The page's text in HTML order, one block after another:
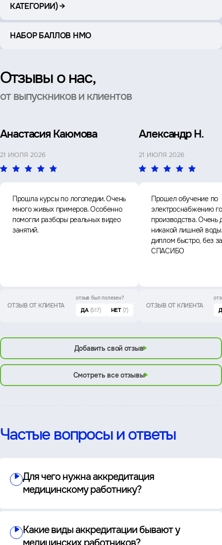
КАТЕГОРИИ) →
НАБОР БАЛЛОВ НМО
Отзывы о нас,
от выпускников и клиентов
Анастасия Каюмова
21 ИЮЛЯ 2026
Прошла курсы по логопедии. Очень
много живых примеров. Особенно
помогли разборы реальных видео
занятий.
ОТЗЫВ ОТ КЛИЕНТА
отзыв был полезен?
ДА (517) НЕТ (7)
Александр Н.
21 ИЮЛЯ 2026
Прошел обучение по
электроснабжению
производства. Очень
никакой лишней
диплом быстро, без
СПАСИБО
ОТЗЫВ ОТ КЛИЕНТА
Добавить свой отзыв
Смотреть все отзывы
Частые вопросы и ответы
Для чего нужна аккредитация
медицинскому работнику?
Какие виды аккредитации бывают у